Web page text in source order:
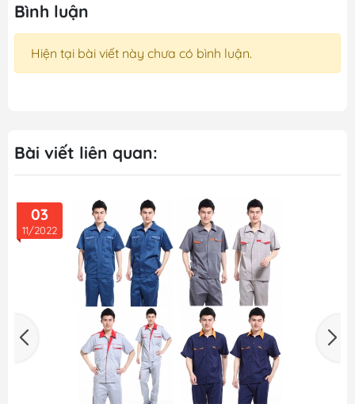
Bình luận
Hiện tại bài viết này chưa có bình luận.
Bài viết liên quan:
02
11/2022